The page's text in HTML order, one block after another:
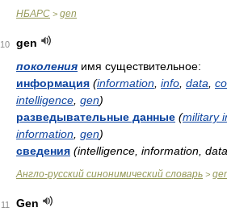
НБАРС > gen
10
gen
поколения имя существительное:
информация (information info data
intelligence gen)
разведывательные данные (military
information gen)
сведения (intelligence, information,
Англо-русский синонимический словарь >
11
Gen